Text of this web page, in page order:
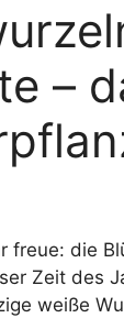
–
die
Zeit des
weiße